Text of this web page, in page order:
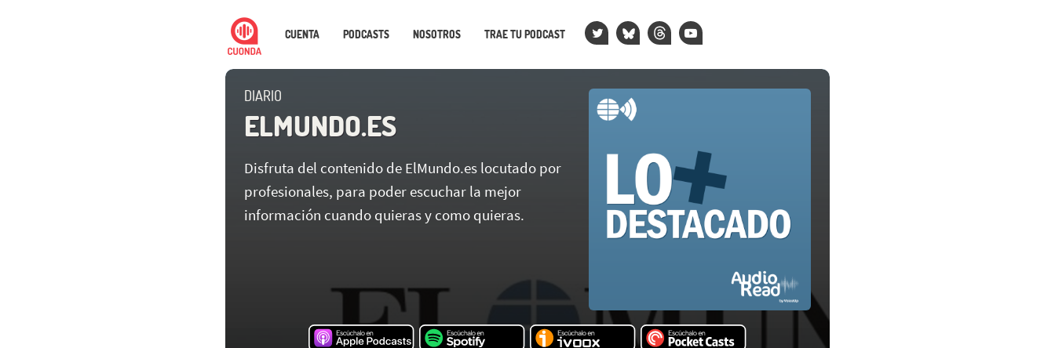
CUENTA PODCASTS NOSOTROS TRAE TU PODCAST
DIARIO
ELMUNDO.ES
Disfruta del contenido de ElMundo.es locutado por
profesionales, para poder escuchar la mejor
información cuando quieras y como quieras.